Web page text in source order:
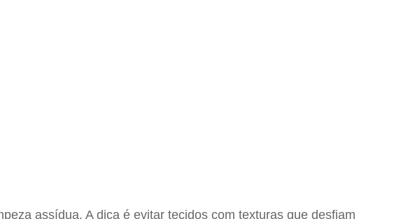
assídua. A dica é evitar tecidos com texturas que desfiam